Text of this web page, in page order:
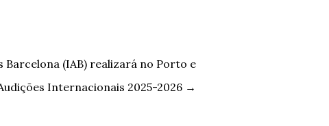
(IAB) realizará no Porto e
Internacionais 2025-2026 →